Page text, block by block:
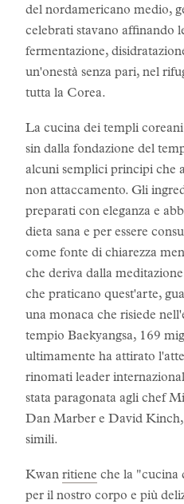
del nordamericano medio,
celebrati stavano affinando
fermentazione,
un'onestà senza pari, nel
tutta la Corea.
La cucina dei templi
sin dalla fondazione del
alcuni semplici principi che
non attaccamento. Gli
preparati con eleganza e
dieta sana e per essere
come fonte di chiarezza
che deriva dalla
che praticano quest'arte,
una monaca che risiede
tempio Baekyangsa, 169
ultimamente ha attirato
rinomati leader
stata paragonata agli chef
Dan Marber e David Kinch,
simili.
Kwan ritiene che la "cucina
per il nostro corpo e più